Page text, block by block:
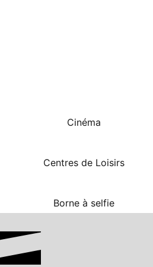
Cinéma
Centres de Loisirs
Borne à selfie